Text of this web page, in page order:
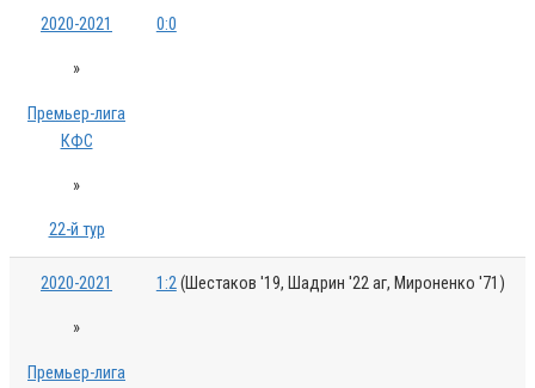
2020-2021
»
Премьер-лига
КФС
»
22-й тур
0:0
2020-2021
»
Премьер-лига
1:2(Шестаков '19, Шадрин '22 аг, Мироненко '71)